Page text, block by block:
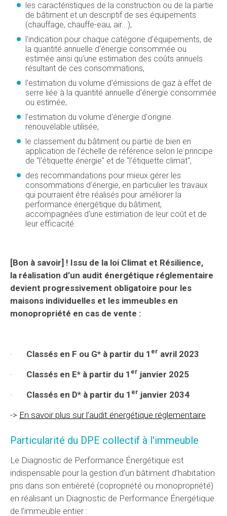
les caractéristiques de la construction ou de la partie
de bâtiment et un descriptif de ses équipements
(chauffage, chauffe-eau, air...),
l'indication pour chaque catégorie d'équipements, de
la quantité annuelle d'énergie consommée ou
estimée ainsi qu'une estimation des coûts annuels
résultant de ces consommations,
l'estimation du volume d'émissions de gaz à effet de
serre liée à la quantité annuelle d'énergie consommée
ou estimée,
l'estimation du volume d'énergie d'origine
renouvelable utilisée,
le classement du bâtiment ou partie de bien en
application de l'échelle de référence selon le principe
de "l'étiquette énergie" et de "l'étiquette climat",
des recommandations pour mieux gérer les
consommations d'énergie, en particulier les travaux
qui pourraient être réalisés pour améliorer la
performance énergétique du bâtiment,
accompagnées d'une estimation de leur coût et de
leur efficacité.
[Bon à savoir] ! Issu de la loi Climat et Résilience,
la réalisation d’un audit énergétique réglementaire
devient progressivement obligatoire pour les
maisons individuelles et les immeubles en
monopropriété en cas de vente :
· Classés en F ou G* à partir du 1 er avril 2023
· Classés en E* à partir du 1 er janvier 2025
· Classés en D* à partir du 1 er janvier 2034
-> En savoir plus sur l’audit énergétique réglementaire
Particularité du DPE collectif à l'immeuble
Le Diagnostic de Performance Énergétique est
indispensable pour la gestion d’un bâtiment d’habitation
pris dans son entièreté (copropriété ou monopropriété)
en réalisant un Diagnostic de Performance Énergétique
de l’immeuble entier :